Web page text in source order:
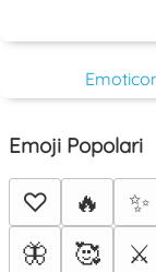
Emoji Popolari
♡ 🔥 ✨
🦋
🥰 ⚔️